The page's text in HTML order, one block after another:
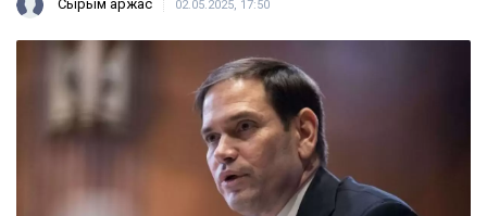
Сырым Қаржас 02.05.2025, 17:50